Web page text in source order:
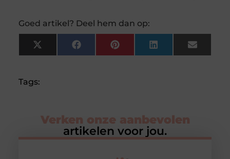
Goed artikel? Deel hem dan op:
X
(Twitter)
FacebookPinterestLinkedInEmail
Tags:
Verken onze aanbevolen
artikelen voor jou.